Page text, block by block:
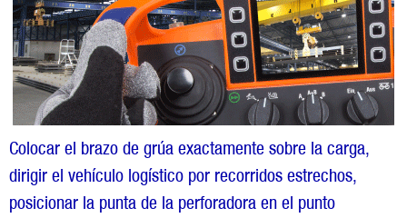
Colocar el brazo de grúa exactamente sobre la carga,
dirigir el vehículo logístico por recorridos estrechos,
posicionar la punta de la perforadora en el punto